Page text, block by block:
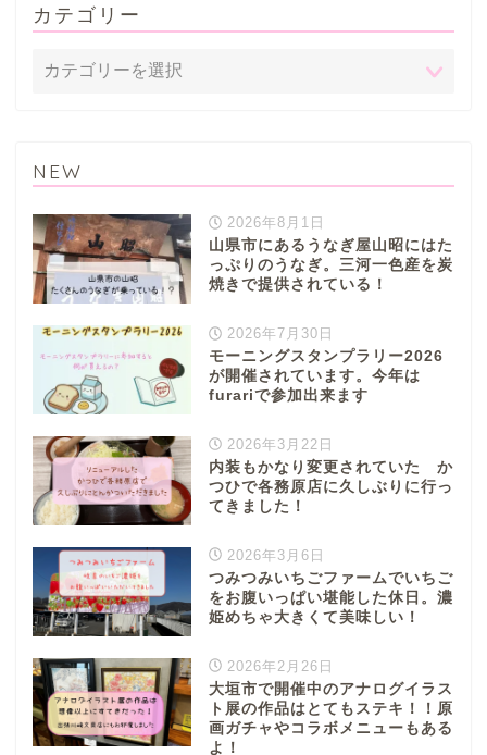
カテゴリー
NEW
2026年8月1日
山県市にあるうなぎ屋山昭にはた
っぷりのうなぎ。三河一色産を炭
焼きで提供されている！
2026年7月30日
モーニングスタンプラリー2026
が開催されています。今年は
furariで参加出来ます
2026年3月22日
内装もかなり変更されていた か
つひで各務原店に久しぶりに行っ
てきました！
2026年3月6日
つみつみいちごファームでいちご
をお腹いっぱい堪能した休日。濃
姫めちゃ大きくて美味しい！
2026年2月26日
大垣市で開催中のアナログイラス
ト展の作品はとてもステキ！！原
画ガチャやコラボメニューもある
よ！